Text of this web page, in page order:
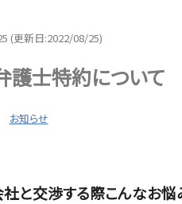
(更新日:2022/08/25)
士特約について
お知らせ
と交渉する際こんなお悩